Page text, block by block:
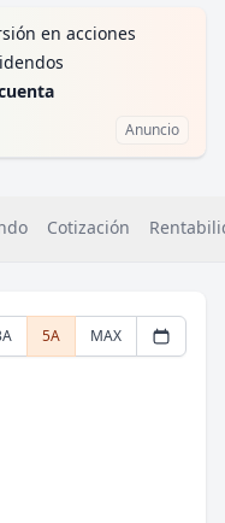
en acciones
Anuncio
Cotización
5A MAX